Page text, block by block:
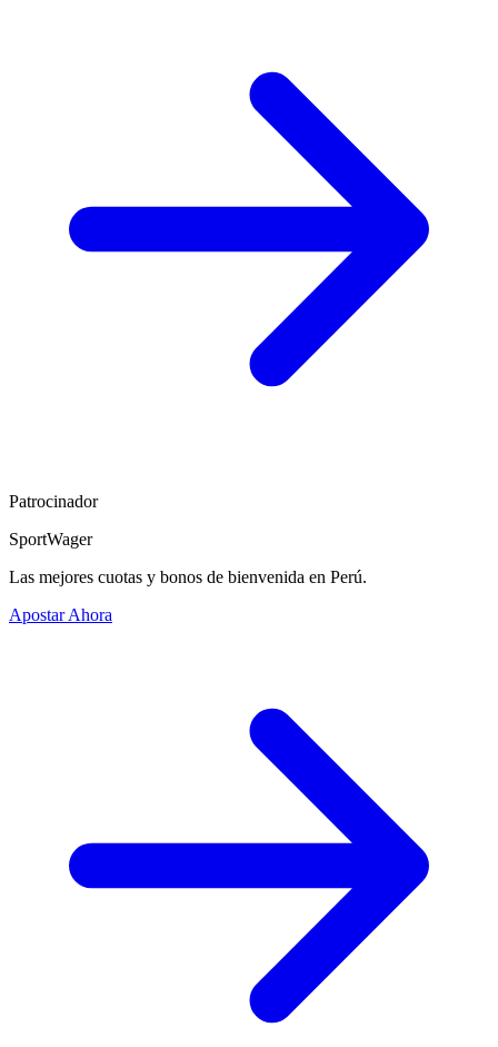
Patrocinador
SportWager
Las mejores cuotas y bonos de bienvenida en Perú.
Apostar Ahora